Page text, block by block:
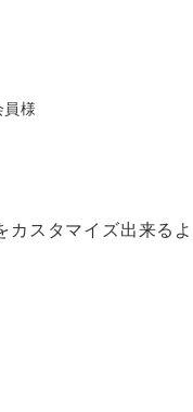
様
スタマイズ出来るよ